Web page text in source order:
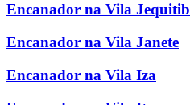
Encanador na Vila
Encanador na Vila Janete
Encanador na Vila Iza